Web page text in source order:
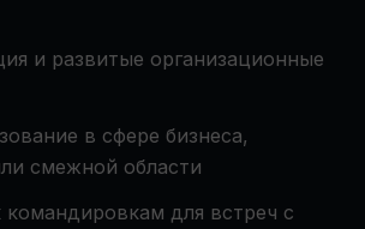
и развитые организационные
в сфере бизнеса,
смежной области
командировкам для встреч с